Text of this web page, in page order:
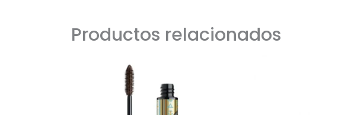
Productos relacionados